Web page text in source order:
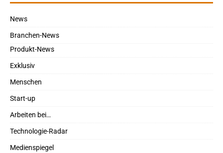
News
Branchen-News
Produkt-News
Exklusiv
Menschen
Start-up
Arbeiten bei…
Technologie-Radar
Medienspiegel